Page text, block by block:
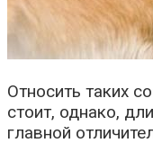
Относить таких
стоит, однако,
главной